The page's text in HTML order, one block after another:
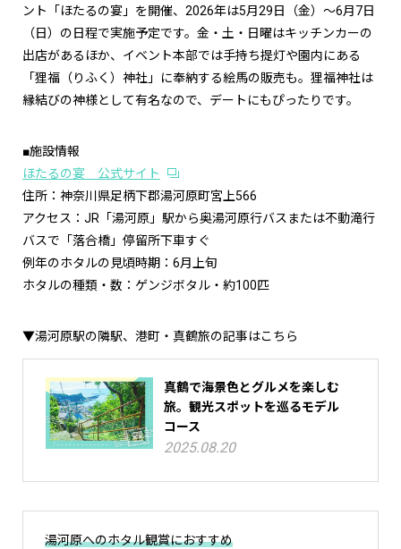
ント「ほたるの宴」を開催、2026年は5月29日（金）〜6月7日
（日）の日程で実施予定です。金・土・日曜はキッチンカーの
出店があるほか、イベント本部では手持ち提灯や園内にある
「狸福（りふく）神社」に奉納する絵馬の販売も。狸福神社は
縁結びの神様として有名なので、デートにもぴったりです。
■施設情報
ほたるの宴 公式サイト
住所：神奈川県足柄下郡湯河原町宮上566
アクセス：JR「湯河原」駅から奥湯河原行バスまたは不動滝行
バスで「落合橋」停留所下車すぐ
例年のホタルの見頃時期：6月上旬
ホタルの種類・数：ゲンジボタル・約100匹
▼湯河原駅の隣駅、港町・真鶴旅の記事はこちら
真鶴で海景色とグルメを楽しむ
旅。観光スポットを巡るモデル
コース
2025.08.20
湯河原へのホタル観賞におすすめ